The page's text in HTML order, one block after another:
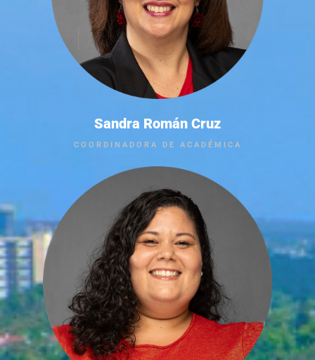
Sandra Román Cruz
COORDINADORA DE ACADÉMICA